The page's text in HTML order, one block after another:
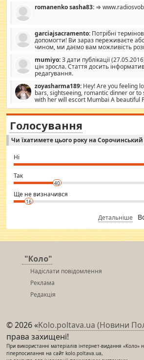
romanenko sasha83: ⇒
garciajsacramento: Потрібні
допомогти! Ви зараз переживаєте
чином, ми даємо вам можливість
допомагати людям, які намагаються дати
заслуговує на другий шанс, і, оскільки
повинні приймати від інших. Для нас нема
витрат, а тільки узгоджених сум і нічого
коментуйте цей пост. Введіть суму, яку ви
зв'яжемося з вами з усіма варіантами.
сьогодні на garciajsacramento@gmail.com
гроші? Ми можемо допомогти!
mumiyo:З дати публікації
цін зросла. Стаття досить
редагування.
zoyasharma189: Hey! Are you feeling
bars, sightseeing, romantic dinner or
with her will escort Mumbai A beautiful
sexy escort companion in arms that you guys
hotel had to spend the night in their search for
woman "Love Solitaire" beautiful figure and
Independent escort in Mumbai, truthful, friendly
WhatsApp via an easily can see the latest
want to meet new people. Sakshi Mirchandani
conscious in order to keep yourself fit and
club.
⇒ sakshimirchandani.com
Голосування
Чи їхатимете цього року на
Ні
Так
40
Ще не визначився
16
Детальніше
"Коло"
Надіслати повідомлення
Реклама
Редакція
© 2026 «Kolo.poltava.ua (Новини
права захищені!
При використанні матеріалів інтернет-видання «Коло»
гіперпосилання на сайт kolo.poltava.ua,